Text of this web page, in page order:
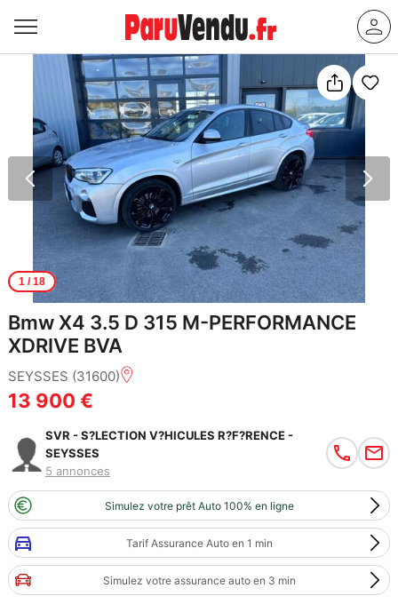
1/ 18
Bmw X4 3.5 D 315 M-PERFORMANCE
XDRIVE BVA
SEYSSES (31600)
13 900 €
SVR - S?LECTION V?HICULES R?F?RENCE -
SEYSSES
5 annonces
Simulez votre prêt Auto 100% en ligne
Tarif Assurance Auto en 1 min
Simulez votre assurance auto en 3 min